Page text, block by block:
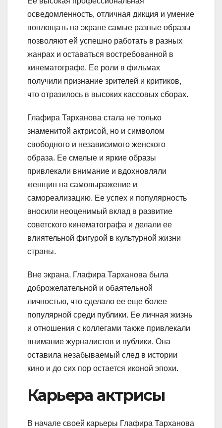
осведомленность, отличная дикция и умение
воплощать на экране самые разные образы
позволяют ей успешно работать в разных
жанрах и оставаться востребованной в
кинематографе. Ее роли в фильмах
получили признание зрителей и критиков,
что отразилось в высоких кассовых сборах.
Глафира Тарханова стала не только
знаменитой актрисой, но и символом
свободного и независимого женского
образа. Ее смелые и яркие образы
привлекали внимание и вдохновляли
женщин на самовыражение и
самореализацию. Ее успех и популярность
вносили неоценимый вклад в развитие
советского кинематографа и делали ее
влиятельной фигурой в культурной жизни
страны.
Вне экрана, Глафира Тарханова была
доброжелательной и обаятельной
личностью, что сделало ее еще более
популярной среди публики. Ее личная жизнь
и отношения с коллегами также привлекали
внимание журналистов и публики. Она
оставила незабываемый след в истории
кино и до сих пор остается иконой эпохи.
Карьера актрисы
В начале своей карьеры Глафира Тарханова